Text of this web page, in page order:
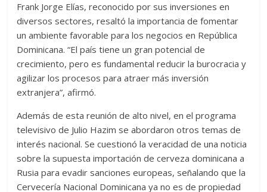
Frank Jorge Elías, reconocido por sus inversiones en
diversos sectores, resaltó la importancia de fomentar
un ambiente favorable para los negocios en República
Dominicana. “El país tiene un gran potencial de
crecimiento, pero es fundamental reducir la burocracia y
agilizar los procesos para atraer más inversión
extranjera”, afirmó.
Además de esta reunión de alto nivel, en el programa
televisivo de Julio Hazim se abordaron otros temas de
interés nacional. Se cuestionó la veracidad de una noticia
sobre la supuesta importación de cerveza dominicana a
Rusia para evadir sanciones europeas, señalando que la
Cervecería Nacional Dominicana ya no es de propiedad